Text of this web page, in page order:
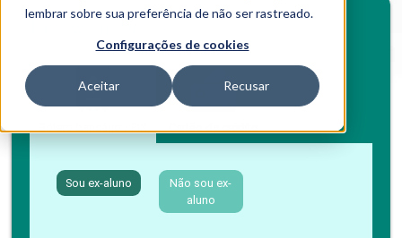
lembrar sobre sua preferência de não ser rastreado.
Configurações de cookies
Aceitar Recusar
Investimento
Boleto bancário / PIX Cartão de crédito
Sou ex-aluno
Não sou ex-
aluno
BENEFÍCIOS
Benefícios pós-graduação